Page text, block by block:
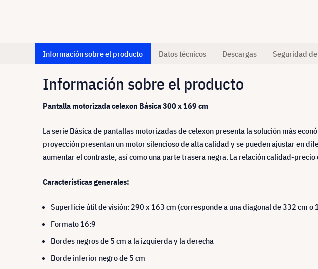
Información sobre el producto Datos técnicos Descargas Seguridad
Información sobre el producto
Pantalla motorizada celexon Básica 300 x 169 cm
La serie Básica de pantallas motorizadas de celexon presenta la solución más
proyección presentan un motor silencioso de alta calidad y se pueden ajustar en
aumentar el contraste, así como una parte trasera negra. La relación calidad-precio
Características generales:
Superficie útil de visión: 290 x 163 cm (corresponde a una diagonal de 332 cm o
Formato 16:9
Bordes negros de 5 cm a la izquierda y la derecha
Borde inferior negro de 5 cm